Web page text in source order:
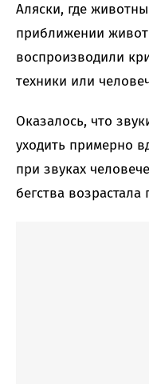
Аляски, где
приближении
воспроизводили
техники или
Оказалось, что
уходить примерно
при звуках
бегства возрастала